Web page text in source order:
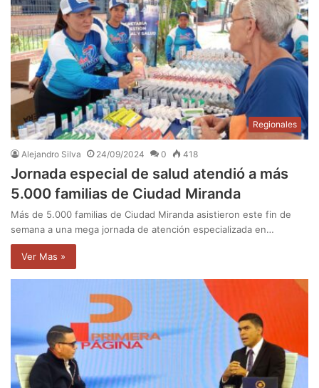
Regionales
Alejandro Silva 24/09/2024 0 418
Jornada especial de salud atendió a más
5.000 familias de Ciudad Miranda
Más de 5.000 familias de Ciudad Miranda asistieron este fin de
semana a una mega jornada de atención especializada en…
Ver Mas »